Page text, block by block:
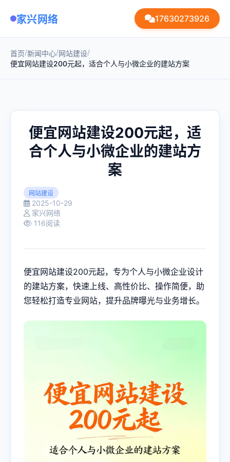
家兴网络 17630273926
首页/新闻中心/网站建设/
便宜网站建设200元起，适合个人与小微企业的建站方案
便宜网站建设200元起，适
合个人与小微企业的建站方
案
网站建设
2025-10-29
家兴网络
116阅读
便宜网站建设200元起，专为个人与小微企业设计
的建站方案，快速上线、高性价比、操作简便，助
您轻松打造专业网站，提升品牌曝光与业务增长。